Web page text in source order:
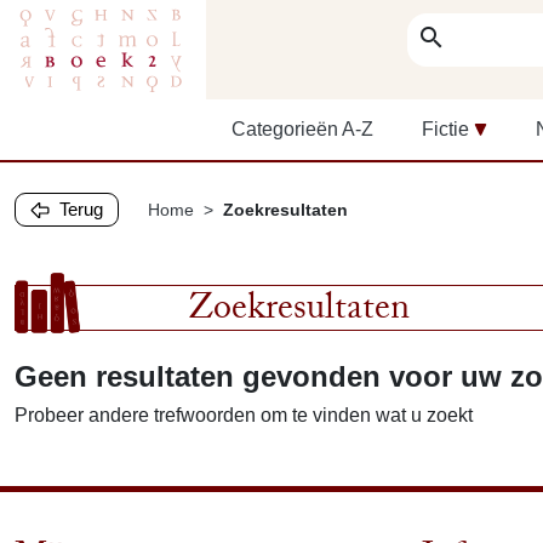
search
Categorieën A-Z Fictie
Terug Home Zoekresultaten
Zoekresultaten
Geen resultaten gevonden voor uw
Probeer andere trefwoorden om te vinden wat u zoekt